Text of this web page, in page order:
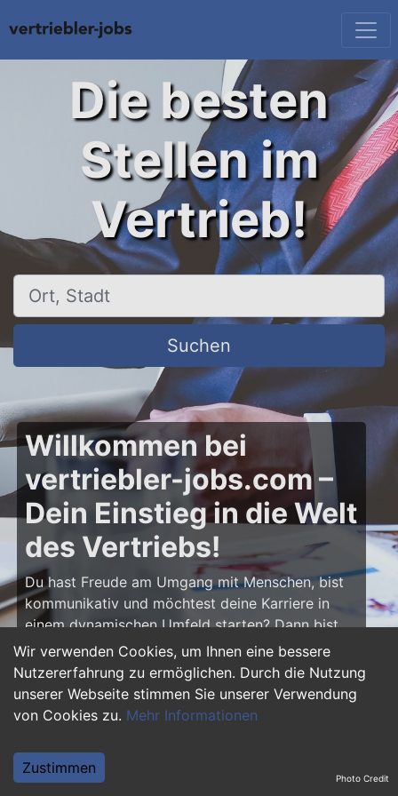
Wir verwenden Cookies, um Ihnen eine bessere
Nutzererfahrung zu ermöglichen. Durch die Nutzung
unserer Webseite stimmen Sie unserer Verwendung
von Cookies zu. Mehr Informationen
Zustimmen
Die besten
Stellen im
Vertrieb!
Ort, Stadt
Suchen
Willkommen bei
vertriebler-jobs.com –
Dein Einstieg in die Welt
des Vertriebs!
Du hast Freude am Umgang mit Menschen, bist
kommunikativ und möchtest deine Karriere in
einem dynamischen Umfeld starten? Dann bist
du aufvertriebler-jobs.comgenau richtig! Hier
findest du zahlreiche Ausbildungsplätze und
Einstiegsjobs im Vertrieb – von klassischen
Vertriebspositionen über Außendienst bis hin zu
Vertriebler und entwickle deine Talente!
Photo Credit